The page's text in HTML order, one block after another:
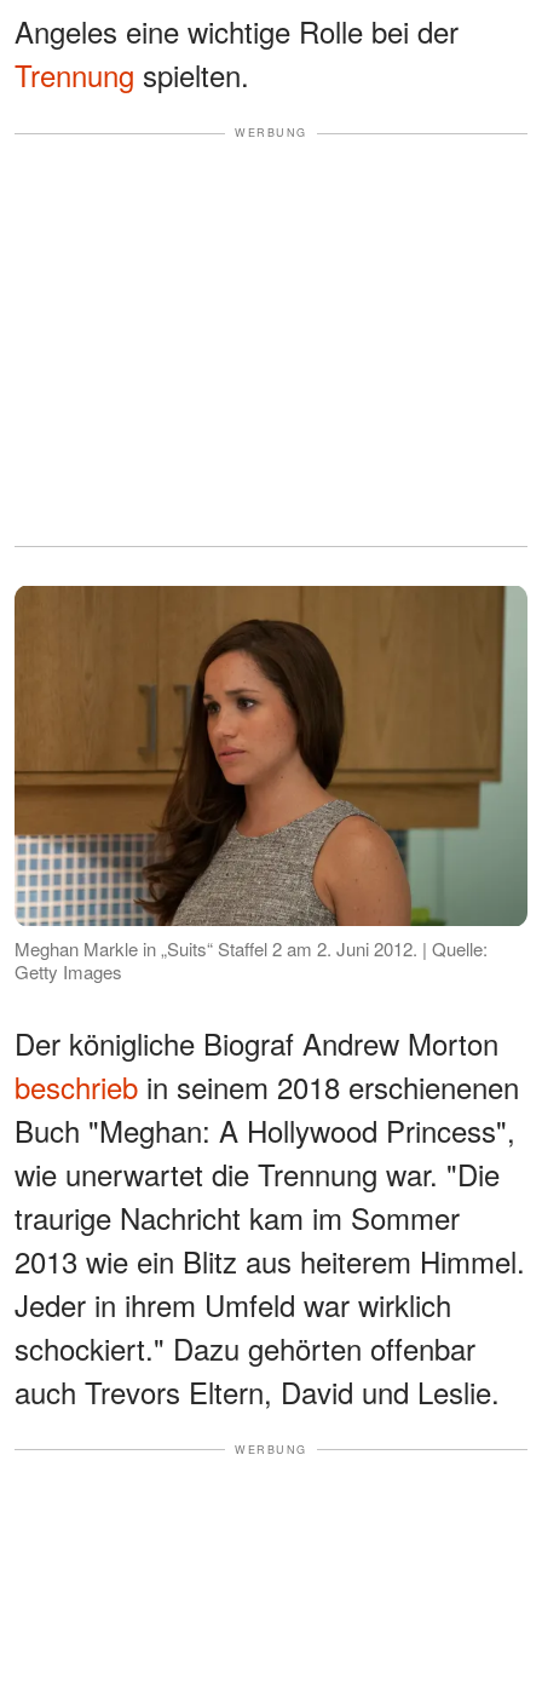
Angeles eine wichtige Rolle bei der
Trennung spielten.
WERBUNG
Meghan Markle in „Suits“ Staffel 2 am 2. Juni 2012. | Quelle:
Getty Images
Der königliche Biograf Andrew Morton
beschrieb in seinem 2018 erschienenen
Buch "Meghan: A Hollywood Princess",
wie unerwartet die Trennung war. "Die
traurige Nachricht kam im Sommer
2013 wie ein Blitz aus heiterem Himmel.
Jeder in ihrem Umfeld war wirklich
schockiert." Dazu gehörten offenbar
auch Trevors Eltern, David und Leslie.
WERBUNG